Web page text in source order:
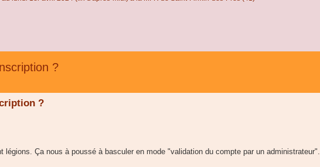
?
?
Ça nous à poussé à basculer en mode "validation du compte par un administrateur".